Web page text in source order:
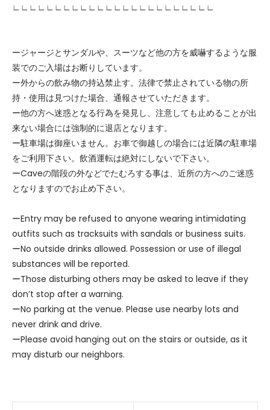
∟∟∟∟∟∟∟∟∟∟∟∟∟∟∟∟∟∟∟∟∟∟∟∟
ージャージとサンダルや、スーツなど他の方を威嚇するような服
装でのご入場はお断りしています。
ー外からの飲み物の持込禁止す。法律で禁止されている物の所
持・使用は見つけた場合、通報させていただきます。
ー他の方へ迷惑となる行為を発見し、注意しても止めることが出
来ない場合には強制的に退店となります。
ー駐車場は御座いません。お車で御越しの場合には近隣の駐車場
をご利用下さい。飲酒運転は絶対にしないで下さい。
ーCaveの階段の外などでたむろする事は、近所の方へのご迷惑
となりますのでお止め下さい。
ーEntry may be refused to anyone wearing intimidating
outfits such as tracksuits with sandals or business suits.
ーNo outside drinks allowed. Possession or use of illegal
substances will be reported.
ーThose disturbing others may be asked to leave if they
don’t stop after a warning.
ーNo parking at the venue. Please use nearby lots and
never drink and drive.
ーPlease avoid hanging out on the stairs or outside, as it
may disturb our neighbors.